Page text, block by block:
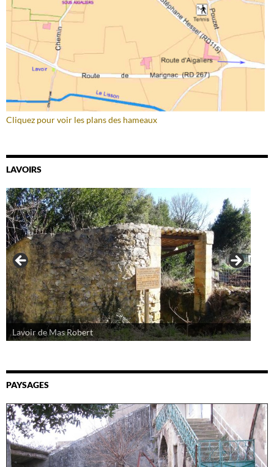
Cliquez pour voir les plans des hameaux
LAVOIRS
Lavoir de Mas Robert
PAYSAGES